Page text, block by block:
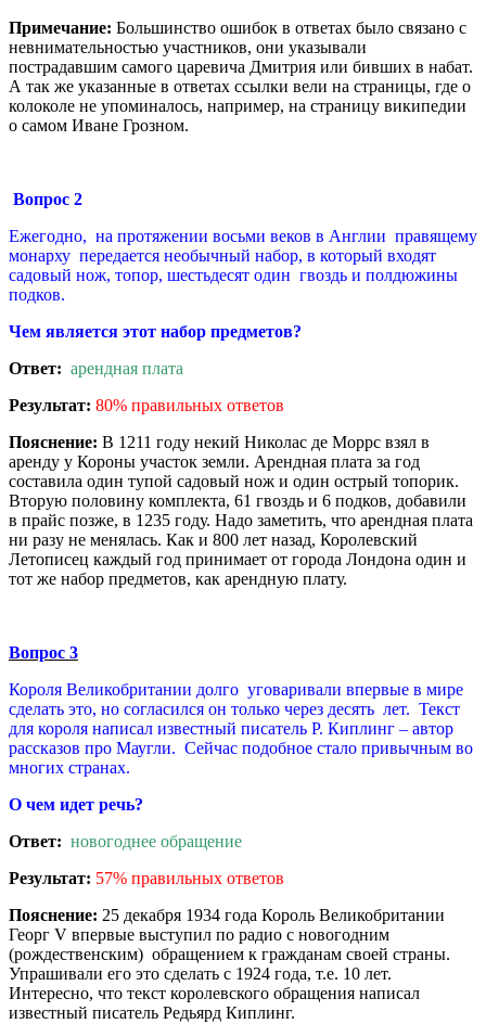
Примечание: Большинство ошибок в ответах было связано с
невнимательностью участников, они указывали
пострадавшим самого царевича Дмитрия или бивших в набат.
А так же указанные в ответах ссылки вели на страницы, где о
колоколе не упоминалось, например, на страницу википедии
о самом Иване Грозном.
Вопрос 2
Ежегодно, на протяжении восьми веков в Англии правящему
монарху передается необычный набор, в который входят
садовый нож, топор, шестьдесят один гвоздь и полдюжины
подков.
Чем является этот набор предметов?
Ответ: арендная плата
Результат: 80% правильных ответов
Пояснение: В 1211 году некий Николас де Моррс взял в
аренду у Короны участок земли. Арендная плата за год
составила один тупой садовый нож и один острый топорик.
Вторую половину комплекта, 61 гвоздь и 6 подков, добавили
в прайс позже, в 1235 году. Надо заметить, что арендная плата
ни разу не менялась. Как и 800 лет назад, Королевский
Летописец каждый год принимает от города Лондона один и
тот же набор предметов, как арендную плату.
Вопрос 3
Короля Великобритании долго уговаривали впервые в мире
сделать это, но согласился он только через десять лет. Текст
для короля написал известный писатель Р. Киплинг – автор
рассказов про Маугли. Сейчас подобное стало привычным во
многих странах.
О чем идет речь?
Ответ: новогоднее обращение
Результат: 57% правильных ответов
Пояснение: 25 декабря 1934 года Король Великобритании
Георг V впервые выступил по радио с новогодним
(рождественским) обращением к гражданам своей страны.
Упрашивали его это сделать с 1924 года, т.е. 10 лет.
Интересно, что текст королевского обращения написал
известный писатель Редьярд Киплинг.